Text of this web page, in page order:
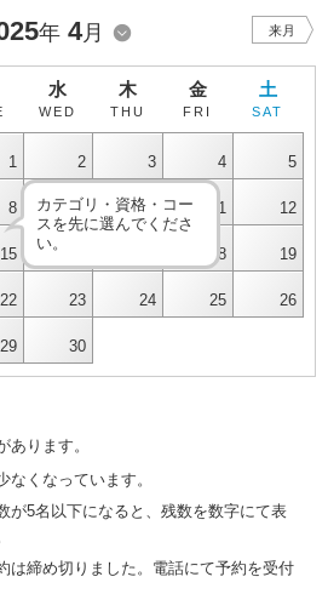
年 4月 来月
水
WED
木
THU
金
FRI
土
SAT
1 2 3 4 5
8 9 10 11 12
15 18 19
22 23 24 25 26
29 30
カテゴリ・資格・コー
スを先に選んでくださ
い。
あります。
なくなっています。
が5名以下になると、残数を数字にて表
は締め切りました。電話にて予約を受付